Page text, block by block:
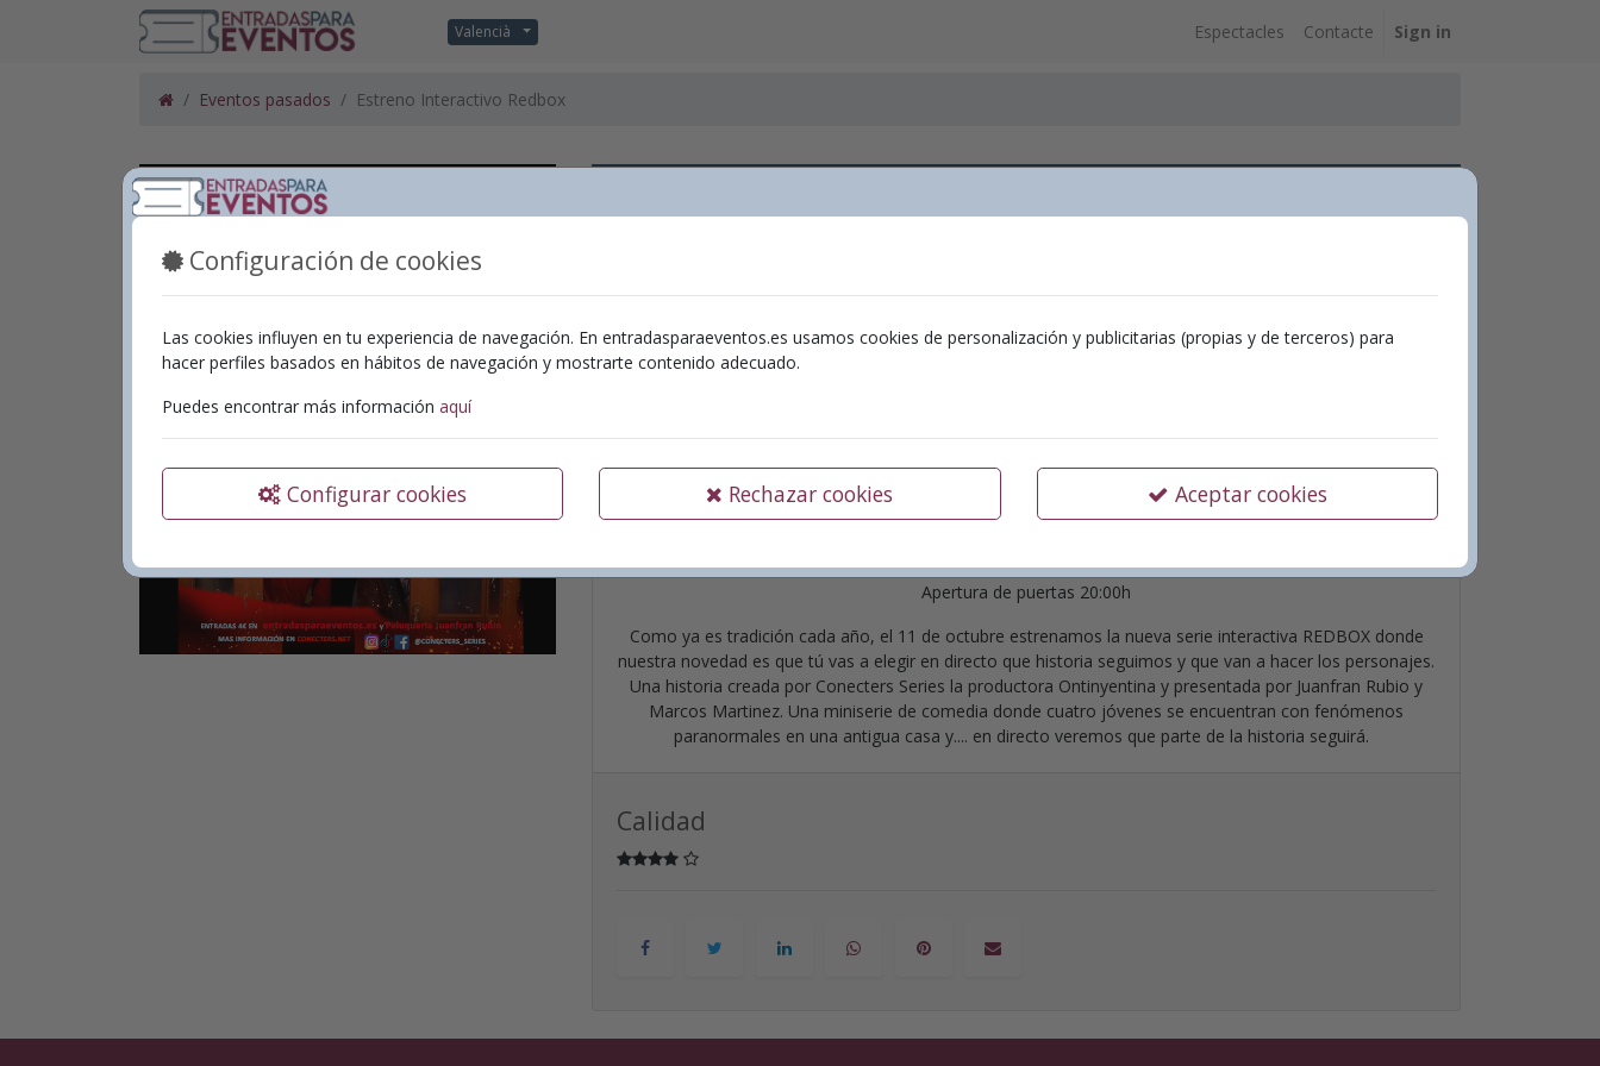
Configuración de cookies
Las cookies influyen en tu experiencia de navegación. En entradasparaeventos.es usamos cookies de personalización y publicitarias (propias y de terceros) para
hacer perfiles basados en hábitos de navegación y mostrarte contenido adecuado.
Puedes encontrar más información aquí
Configurar cookies Rechazar cookies Aceptar cookies
Valencià Espectacles Contacte Sign in
Eventos pasados Estreno Interactivo Redbox
11-10-2024
Sala Gomis – viernes 11 de octubre – 20:30h
Apertura de puertas 20:00h
Como ya es tradición cada año, el 11 de octubre estrenamos la nueva serie interactiva REDBOX donde
nuestra novedad es que tú vas a elegir en directo que historia seguimos y que van a hacer los personajes.
Una historia creada por Conecters Series la productora Ontinyentina y presentada por Juanfran Rubio y
Marcos Martinez. Una miniserie de comedia donde cuatro jóvenes se encuentran con fenómenos
paranormales en una antigua casa y.... en directo veremos que parte de la historia seguirá.
Calidad